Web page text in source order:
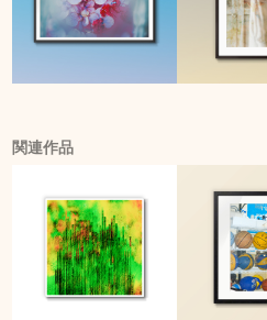
関連作品